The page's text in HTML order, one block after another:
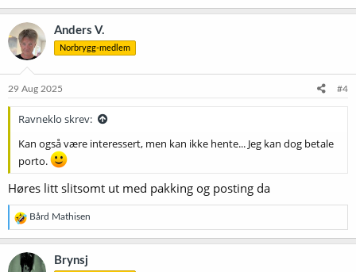
Anders V.
Norbrygg-medlem
29 Aug 2025 #4
Ravneklo skrev:
Kan også være interessert, men kan ikke hente... Jeg kan dog betale
porto.
Høres litt slitsomt ut med pakking og posting da
R
e
a
k
s
Bård Mathisen
Brynsj